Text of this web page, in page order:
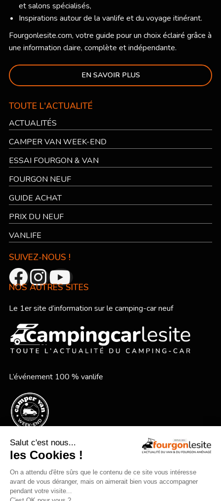
et salons spécialisés,
Inspirations autour de la vanlife et du voyage itinérant.
Fourgonlesite.com, votre guide pour un choix éclairé grâce à
une information claire, complète et indépendante.
EN SAVOIR PLUS
TOUTE L'ACTUALITÉ
ACTUALITÉS
CAMPER VAN WEEK-END
ESSAI FOURGON & VAN
FOURGON NEUF
GUIDE ACHAT
PRIX DU NEUF
VANLIFE
SUIVEZ-NOUS !
NOS AUTRES SITES
Le 1er site d’information sur le camping-car neuf
L’événement 100 % vanlife
Le festival vanlife en bord de mer